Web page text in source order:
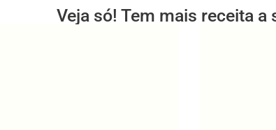
Veja só! Tem mais receita a